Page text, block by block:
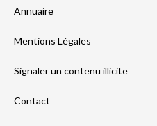
Annuaire
Mentions Légales
Signaler un contenu illicite
Contact